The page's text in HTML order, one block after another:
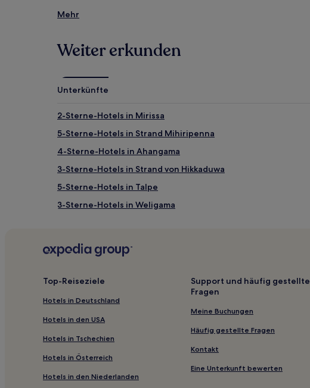
Aktivitäten nahe Strand Mihiripenna
Spa Ceylon Boutique & Urban Spa
Stelzenfischer
Mehr
Weiter erkunden
Unterkünfte
2-Sterne-Hotels in Mirissa
5-Sterne-Hotels in Strand Mihiripenna
4-Sterne-Hotels in Ahangama
3-Sterne-Hotels in Strand von Hikkaduwa
5-Sterne-Hotels in Talpe
3-Sterne-Hotels in Weligama
Gasthäuser in Jungle Beach
Hostels in Jungle Beach
Hotels nahe Leuchtturm von Galle
Kurunduwatta Hotels
Top-Reiseziele
Hotels in Deutschland
Hotels in den USA
Hotels in Tschechien
Hotels in Österreich
Hotels in den Niederlanden
Support und häufig gestellte
Fragen
Meine Buchungen
Häufig gestellte Fragen
Kontakt
Eine Unterkunft bewerten